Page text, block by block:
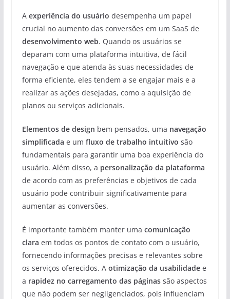
A experiência do usuário desempenha um papel
crucial no aumento das conversões em um SaaS de
desenvolvimento web. Quando os usuários se
deparam com uma plataforma intuitiva, de fácil
navegação e que atenda às suas necessidades de
forma eficiente, eles tendem a se engajar mais e a
realizar as ações desejadas, como a aquisição de
planos ou serviços adicionais.
Elementos de design bem pensados, uma navegação
simplificada e um fluxo de trabalho intuitivo são
fundamentais para garantir uma boa experiência do
usuário. Além disso, a personalização da plataforma
de acordo com as preferências e objetivos de cada
usuário pode contribuir significativamente para
aumentar as conversões.
É importante também manter uma comunicação
clara em todos os pontos de contato com o usuário,
fornecendo informações precisas e relevantes sobre
os serviços oferecidos. A otimização da usabilidadee
a rapidez no carregamento das páginassão aspectos
que não podem ser negligenciados, pois influenciam